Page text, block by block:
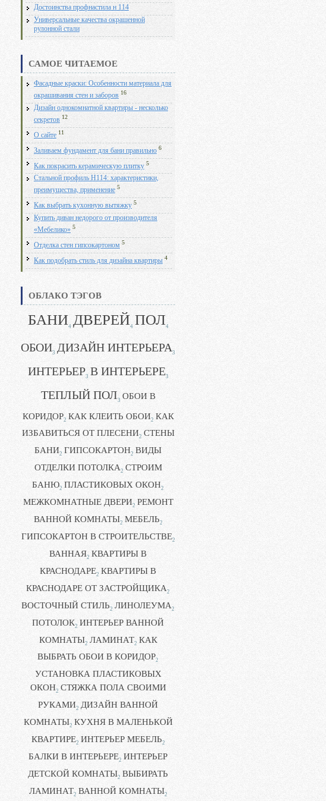
Достоинства профнастила н 114
Универсальные качества окрашенной
рулонной стали
САМОЕ ЧИТАЕМОЕ
Фасадные краски: Особенности материала для
окрашивания стен и заборов 16
Дизайн однокомнатной квартиры - несколько
секретов 12
О сайте 11
Заливаем фундамент для бани правильно 6
Как покрасить керамическую плитку 5
Стальной профиль Н114: характеристики,
преимущества, применение 5
Как выбрать кухонную вытяжку 5
Купить диван недорого от производителя
«Мебелико» 5
Отделка стен гипсокартоном 5
Как подобрать стиль для дизайна квартиры 4
ОБЛАКО ТЭГОВ
БАНИ4 ДВЕРЕЙ4 ПОЛ4
ОБОИ3 ДИЗАЙН ИНТЕРЬЕРА3
ИНТЕРЬЕР3 В ИНТЕРЬЕРЕ3
ТЕПЛЫЙ ПОЛ3 ОБОИ В
КОРИДОР2 КАК КЛЕИТЬ ОБОИ2 КАК
ИЗБАВИТЬСЯ ОТ ПЛЕСЕНИ2 СТЕНЫ
БАНИ2 ГИПСОКАРТОН2 ВИДЫ
ОТДЕЛКИ ПОТОЛКА2 СТРОИМ
БАНЮ2 ПЛАСТИКОВЫХ ОКОН2
МЕЖКОМНАТНЫЕ ДВЕРИ2 РЕМОНТ
ВАННОЙ КОМНАТЫ2 МЕБЕЛЬ2
ГИПСОКАРТОН В СТРОИТЕЛЬСТВЕ2
ВАННАЯ2 КВАРТИРЫ В
КРАСНОДАРЕ2 КВАРТИРЫ В
КРАСНОДАРЕ ОТ ЗАСТРОЙЩИКА2
ВОСТОЧНЫЙ СТИЛЬ2 ЛИНОЛЕУМА2
ПОТОЛОК2 ИНТЕРЬЕР ВАННОЙ
КОМНАТЫ2 ЛАМИНАТ2 КАК
ВЫБРАТЬ ОБОИ В КОРИДОР2
УСТАНОВКА ПЛАСТИКОВЫХ
ОКОН2 СТЯЖКА ПОЛА СВОИМИ
РУКАМИ2 ДИЗАЙН ВАННОЙ
КОМНАТЫ2 КУХНЯ В МАЛЕНЬКОЙ
КВАРТИРЕ2 ИНТЕРЬЕР МЕБЕЛЬ2
БАЛКИ В ИНТЕРЬЕРЕ2 ИНТЕРЬЕР
ДЕТСКОЙ КОМНАТЫ2 ВЫБИРАТЬ
ЛАМИНАТ2 ВАННОЙ КОМНАТЫ2